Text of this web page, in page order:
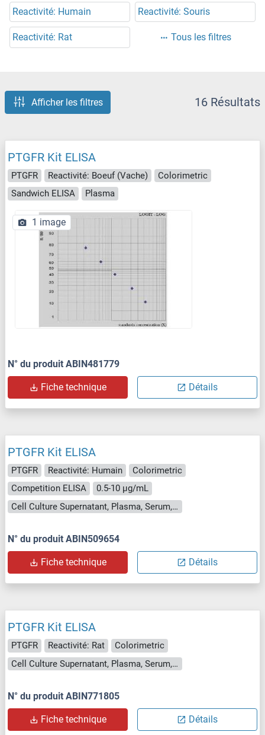
Reactivité: Humain Reactivité: Souris
Reactivité: Rat Tous les filtres
Afficher les filtres 16 Résultats
PTGFR Kit ELISA
PTGFR Reactivité: Boeuf (Vache)
Colorimetric
Sandwich ELISA
Plasma
1 image
N° du produit ABIN481779
Fiche technique Détails
PTGFR Kit ELISA
PTGFR Reactivité: Humain
Colorimetric
Competition ELISA
0.5-10 μg/mL
Cell Culture Supernatant, Plasma, Serum, Tissue Homogenate
N° du produit ABIN509654
Fiche technique Détails
PTGFR Kit ELISA
PTGFR Reactivité: Rat
Colorimetric
Cell Culture Supernatant, Plasma, Serum, Tissue Homogenate
N° du produit ABIN771805
Fiche technique Détails